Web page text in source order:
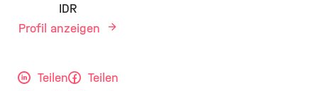
IDR
Profil anzeigen
Teilen
Teilen